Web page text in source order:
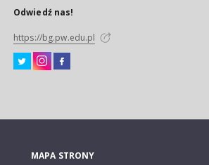
Odwiedź nas!
https://bg.pw.edu.pl
MAPA STRONY